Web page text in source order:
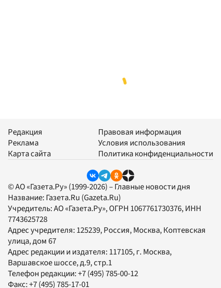
Редакция
Реклама
Карта сайта
Правовая информация
Условия использования
Политика конфиденциальности
© АО «Газета.Ру» (1999-2026) – Главные новости дня
Название: Газета.Ru (Gazeta.Ru)
Учредитель:АО «Газета.Ру», ОГРН 1067761730376, ИНН
7743625728
Адрес учредителя: 125239, Россия, Москва, Коптевская
улица, дом 67
Адрес редакции и издателя: 117105, г. Москва,
Варшавское шоссе, д.9, стр.1
Телефон редакции:+7 (495) 785-00-12
Факс:+7 (495) 785-17-01